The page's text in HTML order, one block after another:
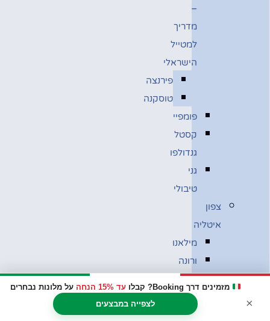
מזמינים דרך Booking? קבלו עד 15% הנחה
על מלונות נבחרים
לצפייה במבצעים
×
–
מדריך
למטייל
הישראלי
פירנצה
טוסקנה
פומפיי
קסטל
גנדולפו
גני
טיבולי
צפון
איטליה
מילאנו
ורונה
ונציה
בולוניה
מוזיאון